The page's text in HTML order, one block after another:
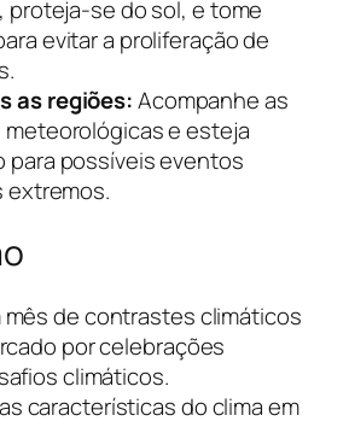
proteja-se do sol, e tome
evitar a proliferação de
as regiões:Acompanhe as
e esteja
para possíveis eventos
extremos.
mês de contrastes climáticos
por celebrações
climáticos.
características do clima em